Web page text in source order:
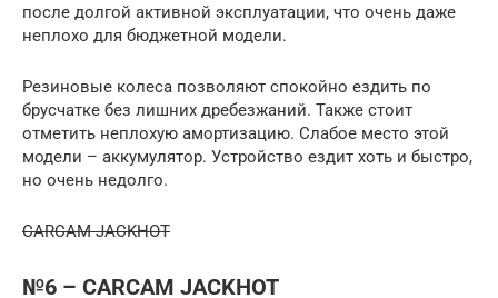
после долгой активной эксплуатации, что очень даже
неплохо для бюджетной модели.
Резиновые колеса позволяют спокойно ездить по
брусчатке без лишних дребезжаний. Также стоит
отметить неплохую амортизацию. Слабое место этой
модели – аккумулятор. Устройство ездит хоть и быстро,
но очень недолго.
CARCAM JACKHOT
№6 – CARCAM JACKHOT